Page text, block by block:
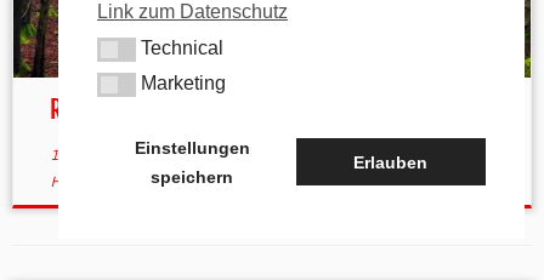
Rund um Hirschbach
18. Januar 2015inandere Wanderwege
verschlagwortet
Hirschbach
Hirschbachtal Höhenglücksteig/Norissteigvontk
Link zum Datenschutz
TechnicalTechnical
MarketingMarketing
Einstellungen
speichern
Erlauben